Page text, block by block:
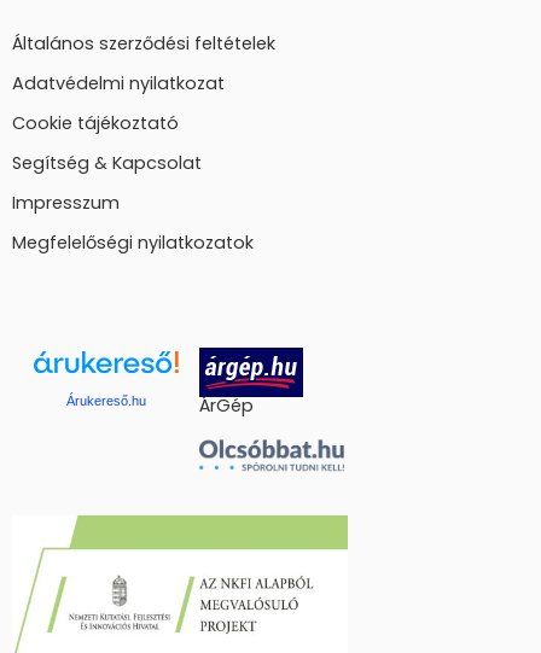
Általános szerződési feltételek
Adatvédelmi nyilatkozat
Cookie tájékoztató
Segítség & Kapcsolat
Impresszum
Megfelelőségi nyilatkozatok
Árukereső.hu ÁrGép